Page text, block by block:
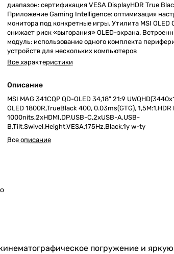
диапазон: сертификация VESA DisplayHDR True
Приложение Gaming Intelligence: оптимизация
монитора под конкретные игры. Утилита MSI OLED
снижает риск «выгорания» OLED-экрана.
модуль: использование одного комплекта
устройств для нескольких компьютеров
Все характеристики
Описание
MSI MAG 341CQP QD-OLED 34,18" 21:9
OLED 1800R,TrueBlack 400, 0.03ms(GTG),
1000nits,2xHDMI,DP,USB-C,2xUSB-A,USB-
B,Tilt,Swivel,Height,VESA,175Hz,Black,1y w-ty
Все описание
погружение и